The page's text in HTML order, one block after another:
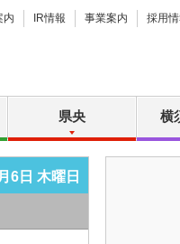
内 IR情報 事業案内 採用
県央 横
6日 木曜日